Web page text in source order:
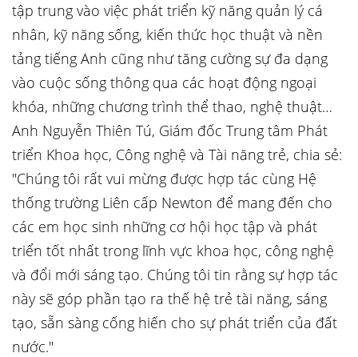
tập trung vào việc phát triển kỹ năng quản lý cá
nhân, kỹ năng sống, kiến thức học thuật và nền
tảng tiếng Anh cũng như tăng cường sự đa dạng
vào cuộc sống thông qua các hoạt động ngoại
khóa, những chương trình thể thao, nghệ thuật…
Anh Nguyễn Thiên Tú, Giám đốc Trung tâm Phát
triển Khoa học, Công nghệ và Tài năng trẻ, chia sẻ:
"Chúng tôi rất vui mừng được hợp tác cùng Hệ
thống trường Liên cấp Newton để mang đến cho
các em học sinh những cơ hội học tập và phát
triển tốt nhất trong lĩnh vực khoa học, công nghệ
và đổi mới sáng tạo. Chúng tôi tin rằng sự hợp tác
này sẽ góp phần tạo ra thế hệ trẻ tài năng, sáng
tạo, sẵn sàng cống hiến cho sự phát triển của đất
nước."